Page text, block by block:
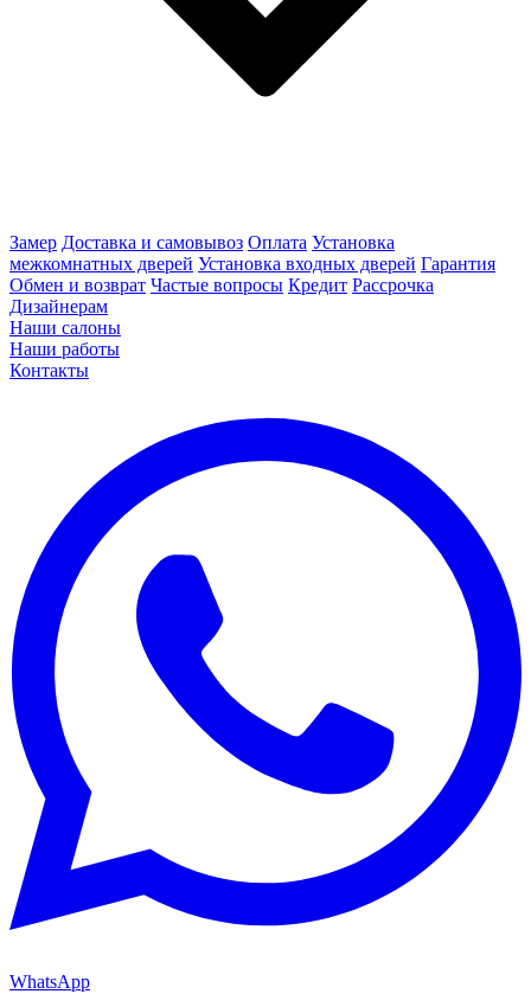
Замер Доставка и самовывоз Оплата Установка
межкомнатных дверей Установка входных дверей Гарантия
Обмен и возврат Частые вопросы Кредит Рассрочка
Дизайнерам
Наши салоны
Наши работы
Контакты
WhatsApp